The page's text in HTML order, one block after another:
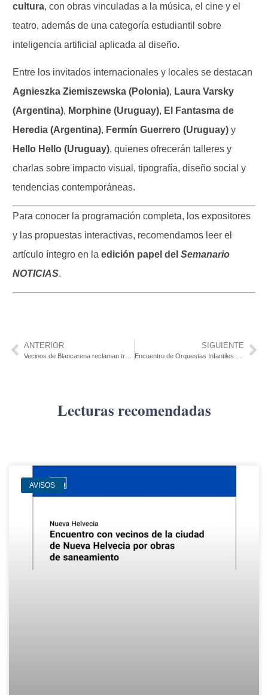
cultura, con obras vinculadas a la música, el cine y el
teatro, además de una categoría estudiantil sobre
inteligencia artificial aplicada al diseño.
Entre los invitados internacionales y locales se destacan
Agnieszka Ziemiszewska (Polonia), Laura Varsky
(Argentina), Morphine (Uruguay), El Fantasma de
Heredia (Argentina), Fermín Guerrero (Uruguay) y
Hello Hello (Uruguay), quienes ofrecerán talleres y
charlas sobre impacto visual, tipografía, diseño social y
tendencias contemporáneas.
Para conocer la programación completa, los expositores
y las propuestas interactivas, recomendamos leer el
artículo íntegro en la edición papel del Semanario
NOTICIAS.
ANTERIOR SIGUIENTE
Lecturas recomendadas
AVISOS